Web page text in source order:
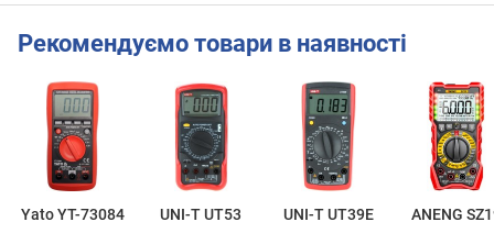
Рекомендуємо товари в наявності
Yato YT-73084 UNI-T UT53 UNI-T UT39E ANENG